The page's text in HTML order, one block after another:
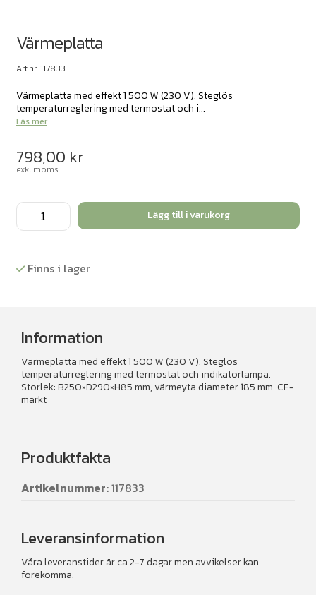
Värmeplatta
Art.nr: 117833
Värmeplatta med effekt 1 500 W (230 V). Steglös
temperaturreglering med termostat och i...
Läs mer
798,00 kr
exkl moms
Värmeplatta
mängd
Lägg till i varukorg
Finns i lager
Information
Värmeplatta med effekt 1 500 W (230 V). Steglös
temperaturreglering med termostat och indikatorlampa.
Storlek: B250×D290×H85 mm, värmeyta diameter 185 mm. CE-
märkt
Produktfakta
Artikelnummer:117833
Leveransinformation
Våra leveranstider är ca 2-7 dagar men avvikelser kan
förekomma.